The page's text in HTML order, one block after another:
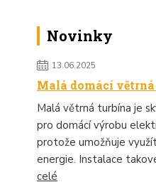
Novinky
13.06.2025
Malá domácí
Malá větrná turbína je
pro domácí výrobu
protože umožňuje
energie. Instalace
celé